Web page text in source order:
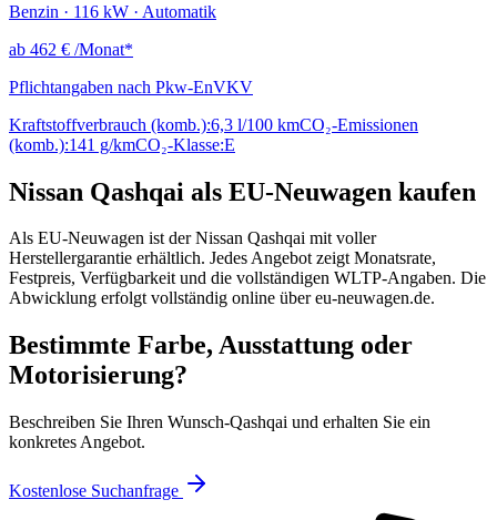
Benzin · 116 kW · Automatik
ab 462 € /Monat*
Pflichtangaben nach Pkw-EnVKV
Kraftstoffverbrauch (komb.):6,3 l/100 kmCO₂-Emissionen
(komb.):141 g/kmCO₂-Klasse:E
Nissan Qashqai als EU-Neuwagen kaufen
Als EU-Neuwagen ist der Nissan Qashqai mit voller
Herstellergarantie erhältlich. Jedes Angebot zeigt Monatsrate,
Festpreis, Verfügbarkeit und die vollständigen WLTP-Angaben. Die
Abwicklung erfolgt vollständig online über eu-neuwagen.de.
Bestimmte Farbe, Ausstattung oder
Motorisierung?
Beschreiben Sie Ihren Wunsch-Qashqai und erhalten Sie ein
konkretes Angebot.
Kostenlose Suchanfrage